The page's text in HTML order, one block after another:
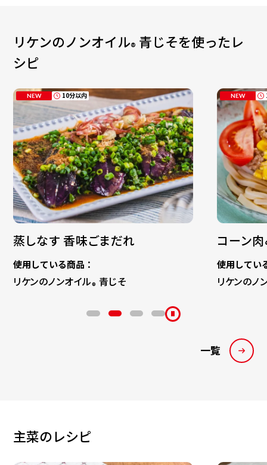
リケンのノンオイル® 青じそを使ったレ
シピ
NEW 10分以内
蒸しなす 香味ごまだれ
使用している商品：
リケンのノンオイル® 青じそ
NEW
コーン
使用してい
リケンのノ
一覧
主菜のレシピ